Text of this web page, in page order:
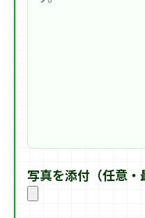
写真を添付（任意・